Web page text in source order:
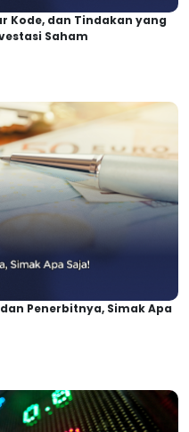
Kode, dan Tindakan yang
Saham
Penerbitnya, Simak Apa